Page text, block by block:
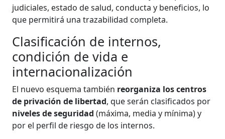
judiciales, estado de salud, conducta y beneficios, lo
que permitirá una trazabilidad completa.
Clasificación de internos,
condición de vida e
internacionalización
El nuevo esquema también reorganiza los centros
de privación de libertad, que serán clasificados por
niveles de seguridad(máxima, media y mínima) y
por el perfil de riesgo de los internos.